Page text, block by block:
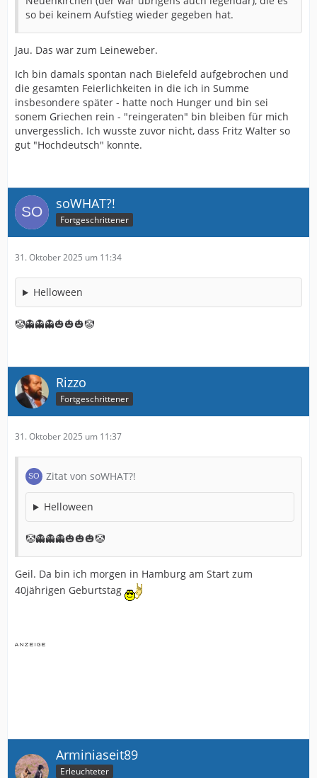
so bei keinem Aufstieg wieder gegeben hat.
Jau. Das war zum Leineweber.
Ich bin damals spontan nach Bielefeld aufgebrochen und
die gesamten Feierlichkeiten in die ich in Summe
insbesondere später - hatte noch Hunger und bin sei
sonem Griechen rein - "reingeraten" bin bleiben für mich
unvergesslich. Ich wusste zuvor nicht, dass Fritz Walter so
gut "Hochdeutsch" konnte.
soWHAT?!
Fortgeschrittener
31. Oktober 2025 um 11:34
Helloween
🤡👻👻👻🎃🎃🎃🤡
Rizzo
Fortgeschrittener
31. Oktober 2025 um 11:37
Zitat von soWHAT?!
Helloween
🤡👻👻👻🎃🎃🎃🤡
Geil. Da bin ich morgen in Hamburg am Start zum
40jährigen Geburtstag
Arminiaseit89
Erleuchteter